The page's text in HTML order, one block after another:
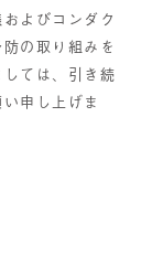
よびコンダク
の取り組みを
ては、引き続
申し上げま